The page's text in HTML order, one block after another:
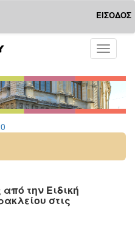
ΕΙΣΟΔΟΣ
Toggle
την Ειδική
στις